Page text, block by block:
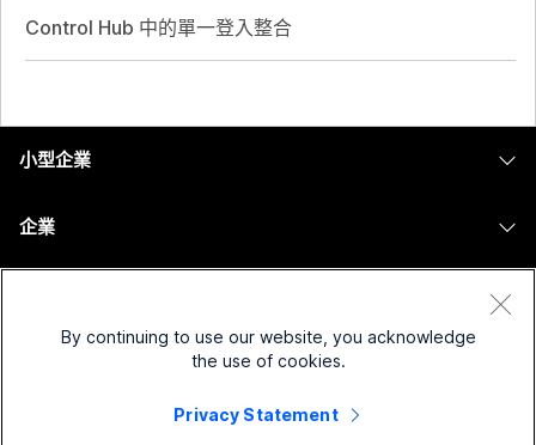
Control Hub 中的單一登入整合
小型企業
Calling
企業
Webex Suite
Meetings
Messaging
耳機
教育
By continuing to use our website, you acknowledge
the use of cookies.
Privacy Statement